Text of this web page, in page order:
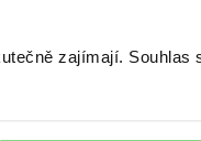
zajímají. Souhlas